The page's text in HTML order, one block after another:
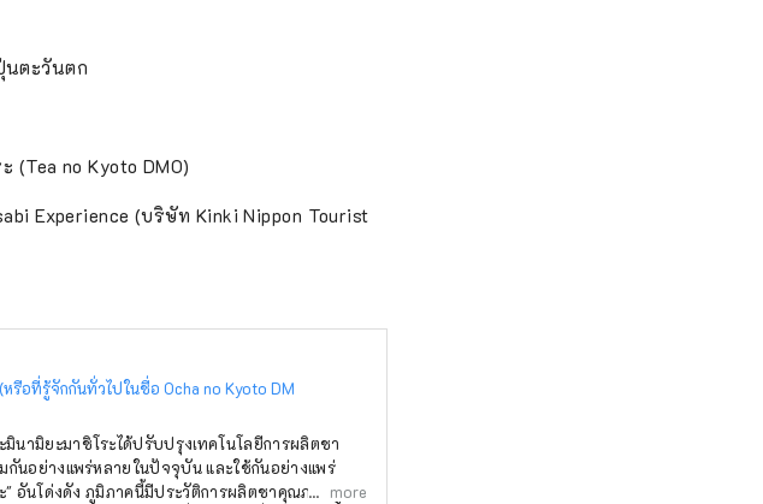
นตะวันตก
no Kyoto DMO)
Experience (บริษัท Kinki Nippon Tourist
รือที่รู้จักกันทั่วไปในชื่อ Ocha no Kyoto DM
นามิยะมาชิโระได้ปรับปรุงเทคโนโลยีการผลิตชา
นอย่างแพร่หลายในปัจจุบัน และใช้กันอย่างแพร่
" อันโด่งดัง ภูมิภาคนี้มีประวัติการผลิตชาคุณภาพสูงmore